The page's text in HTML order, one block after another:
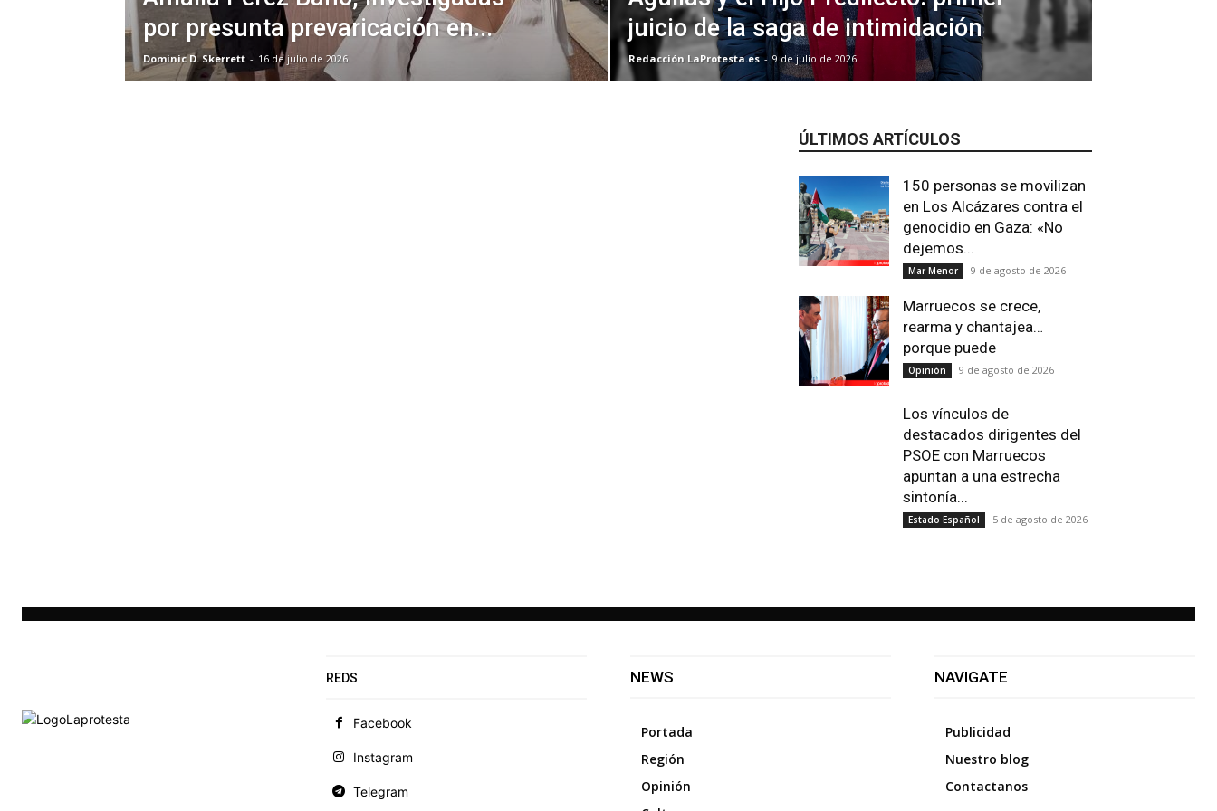
por presunta prevaricación en...
Dominic D. Skerrett - 16 de julio de 2026
juicio de la saga de intimidación
Redacción LaProtesta.es - 9 de julio de 2026
ÚLTIMOS ARTÍCULOS
150 personas se movilizan
en Los Alcázares contra el
genocidio en Gaza: «No
dejemos...
Mar Menor 9 de agosto de 2026
Marruecos se crece,
rearma y chantajea…
porque puede
Opinión 9 de agosto de 2026
Los vínculos de
destacados dirigentes del
PSOE con Marruecos
apuntan a una estrecha
sintonía...
Estado Español 5 de agosto de 2026
REDS
Facebook
Instagram
Telegram
NEWS
Portada
Región
Opinión
NAVIGATE
Publicidad
Nuestro blog
Contactanos